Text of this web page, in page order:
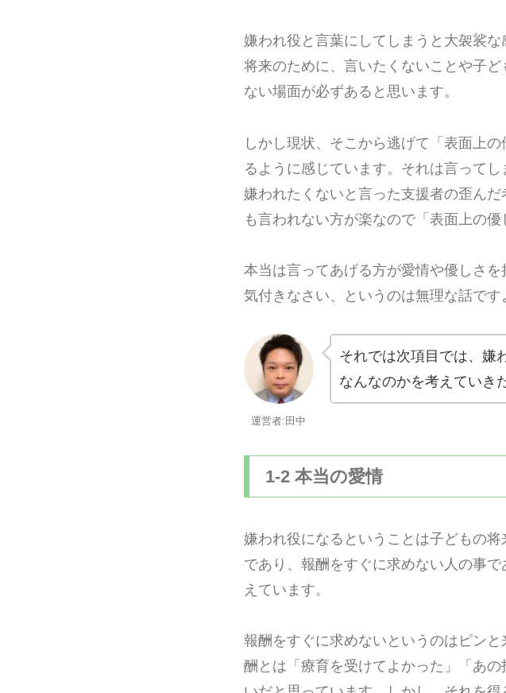
嫌われ役と言葉にしてしまうと大袈裟
将来のために、言いたくないことや子
ない場面が必ずあると思います。
しかし現状、そこから逃げて「表面上
るように感じています。それは言って
嫌われたくないと言った支援者の歪ん
も言われない方が楽なので「表面上の
本当は言ってあげる方が愛情や優しさ
気付きなさい、というのは無理な話です
運営者:田中
それでは次項目では、嫌
なんなのかを考えていき
1-2 本当の愛情
嫌われ役になるということは子どもの
であり、報酬をすぐに求めない人の事
えています。
報酬をすぐに求めないというのはピン
酬とは「療育を受けてよかった」「あ